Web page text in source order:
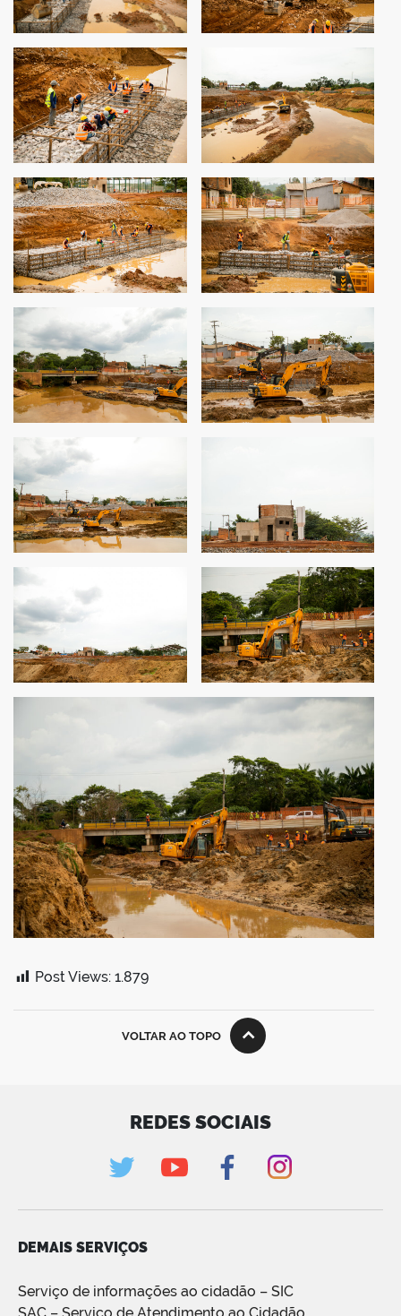
Post Views: 1.879
VOLTAR AO TOPO
REDES SOCIAIS
DEMAIS SERVIÇOS
Serviço de informações ao cidadão – SIC